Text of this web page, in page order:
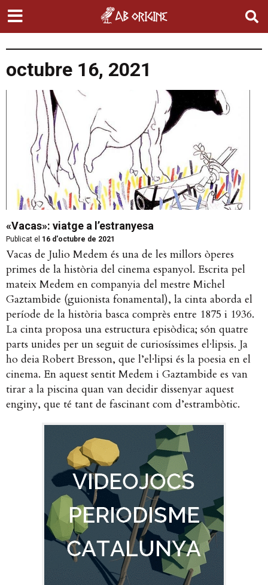
octubre 16, 2021
«Vacas»: viatge a l’estranyesa
Publicat el 16 d'octubre de 2021
Vacas de Julio Medem és una de les millors òperes
primes de la història del cinema espanyol. Escrita pel
mateix Medem en companyia del mestre Michel
Gaztambide (guionista fonamental), la cinta aborda el
període de la història basca comprès entre 1875 i 1936.
La cinta proposa una estructura episòdica; són quatre
parts unides per un seguit de curiosíssimes el·lipsis. Ja
ho deia Robert Bresson, que l’el·lipsi és la poesia en el
cinema. En aquest sentit Medem i Gaztambide es van
tirar a la piscina quan van decidir dissenyar aquest
enginy, que té tant de fascinant com d’estrambòtic.